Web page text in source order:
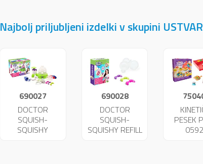
Najbolj priljubljeni izdelki v skupini
690027
DOCTOR
SQUISH-
SQUISHY
690028
DOCTOR
SQUISH-
SQUISHY REFILL
PESEK